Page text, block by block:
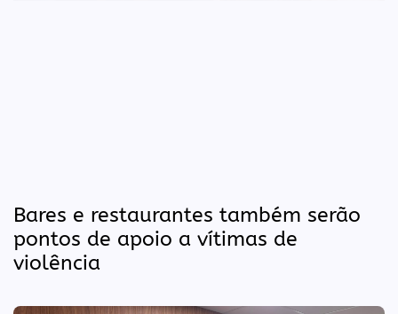
Bares e restaurantes também serão
pontos de apoio a vítimas de
violência